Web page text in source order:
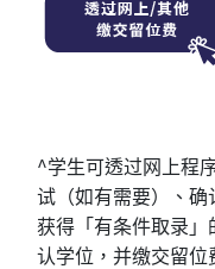
^学生可透过网上程
试（如有需要）、
获得「有条件取录
认学位，并缴交留位